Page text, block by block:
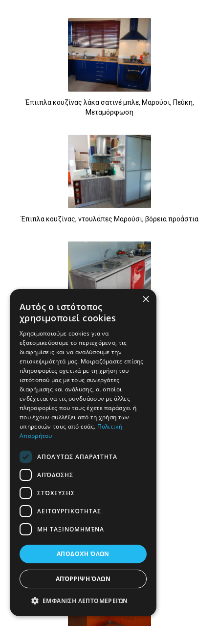
Έπιιπλα κουζίνας λάκα σατινέ μπλε, Μαρούσι, Πεύκη,
Μεταμόρφωση
Έπιπλα κουζίνας, ντουλάπες Μαρούσι, βόρεια προάστια
Λευκή γυαλιστερή λάκα
×
Αυτός ο ιστότοπος
χρησιμοποιεί cookies
Χρησιμοποιούμε cookies για να
εξατομικεύσουμε το περιεχόμενο, τις
διαφημίσεις και να αναλύσουμε την
επισκεψιμότητά μας. Μοιραζόμαστε επίσης
πληροφορίες σχετικά με τη χρήση του
ιστότοπού μας με τους συνεργάτες
διαφήμισης και ανάλυσης, οι οποίοι
ενδέχεται να τις συνδυάσουν με άλλες
πληροφορίες που τους έχετε παράσχει ή
που έχουν συλλέξει από τη χρήση των
υπηρεσιών τους από εσάς. Πολιτική
Απορρήτου
ΑΠΟΛΎΤΩΣ ΑΠΑΡΑΊΤΗΤΑ
ΑΠΌΔΟΣΗΣ
ΣΤΌΧΕΥΣΗΣ
ΛΕΙΤΟΥΡΓΙΚΌΤΗΤΑΣ
ΜΗ ΤΑΞΙΝΟΜΗΜΈΝΑ
ΑΠΟΔΟΧΉ ΌΛΩΝ
ΑΠΌΡΡΙΨΗ ΌΛΩΝ
ΕΜΦΆΝΙΣΗ ΛΕΠΤΟΜΕΡΕΙΏΝ